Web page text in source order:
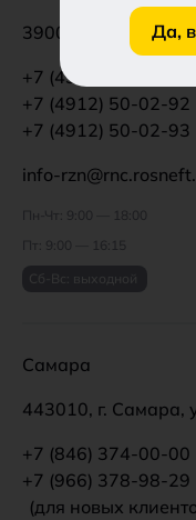
Да,
390046, г. Рязань,
+7 (4912) 50-02-91
+7 (4912) 50-02-92
+7 (4912) 50-02-93
info-
Пн-Чт: 9:00 — 18:00
Пт: 9:00 — 16:15
Сб-Вс: выходной
Самара
443010, г. Самара,
+7 (846) 374-00-00
+7 (966) 378-98-29
(для новых